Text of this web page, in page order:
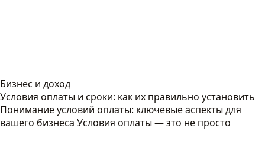
Бизнес и доход
Условия оплаты и сроки: как их правильно установить
Понимание условий оплаты: ключевые аспекты для
вашего бизнеса Условия оплаты — это не просто